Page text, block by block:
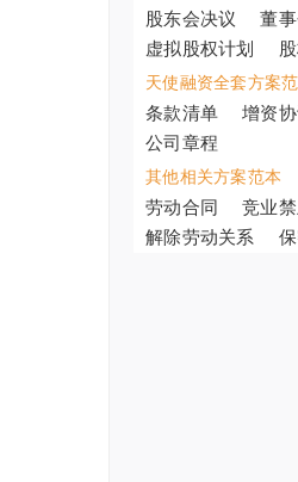
股东会决议
董
虚拟股权计划
天使融资全套方案
条款清单 增资
公司章程
其他相关方案范本
劳动合同
竞业
解除劳动关系